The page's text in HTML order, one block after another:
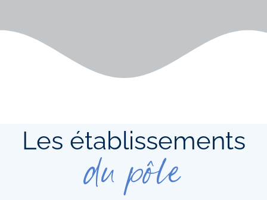
Les établissements
du pôle